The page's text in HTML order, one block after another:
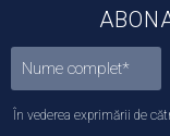
În vederea exprimării de